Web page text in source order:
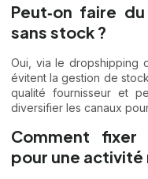
Peut‑on faire
sans stock ?
Oui, via le dropshipping
évitent la gestion de
qualité fournisseur et
diversifier les canaux
Comment fixer
pour une activité